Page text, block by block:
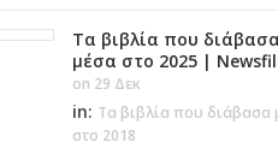
Τα βιβλία που διάβασα
μέσα στο 2025 |
on 29 Δεκ
in: Τα βιβλία που διάβασα
στο 2018